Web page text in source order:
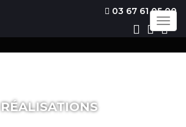
03 67 61 05 00
RÉALISATIONS